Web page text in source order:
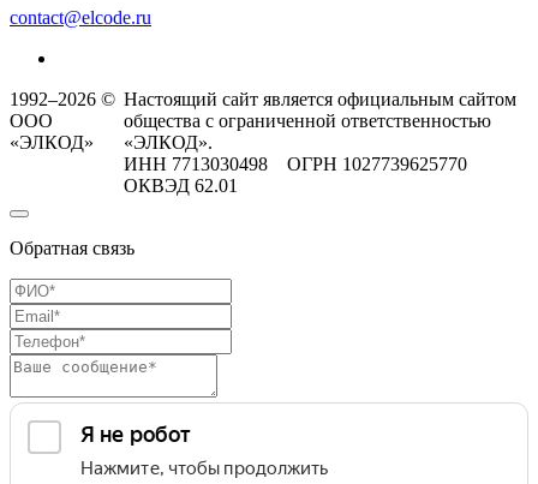
contact@elcode.ru
1992–2026 ©
ООО
«ЭЛКОД»
Настоящий сайт является официальным сайтом
общества с ограниченной ответственностью
«ЭЛКОД».
ИНН 7713030498 ОГРН 1027739625770
ОКВЭД 62.01
Обратная связь